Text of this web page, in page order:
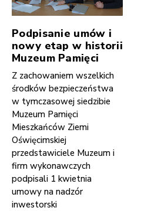
Podpisanie umów i
nowy etap w historii
Muzeum Pamięci
Z zachowaniem wszelkich
środków bezpieczeństwa
w tymczasowej siedzibie
Muzeum Pamięci
Mieszkańców Ziemi
Oświęcimskiej
przedstawiciele Muzeum i
firm wykonawczych
podpisali 1 kwietnia
umowy na nadzór
inwestorski